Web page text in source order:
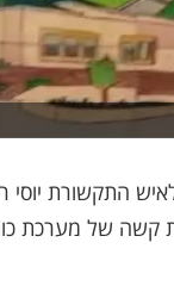
התקשורת
של מערכת